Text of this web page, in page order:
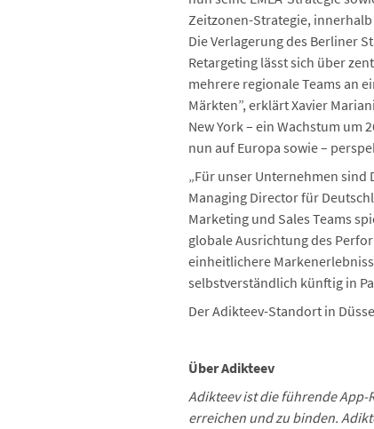
Zeitzonen-Strategie,
Die Verlagerung des Berliner
Retargeting lässt sich über
mehrere regionale Teams an
Märkten”, erklärt Xavier
New York – ein Wachstum um
nun auf Europa sowie –
„Für unser Unternehmen sind
Managing Director für
Marketing und Sales Teams
globale Ausrichtung des
einheitlichere
selbstverständlich künftig in
Der Adikteev-Standort in
Über Adikteev
Adikteev ist die führende
erreichen und zu binden.